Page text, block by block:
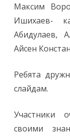
Максим
Ишихаев-
Абидулаев,
Айсен
Ребята
слайдам.
Участники
своими